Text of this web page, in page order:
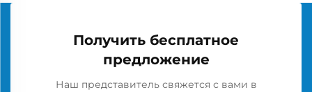
Получить бесплатное
предложение
Наш представитель свяжется с вами в